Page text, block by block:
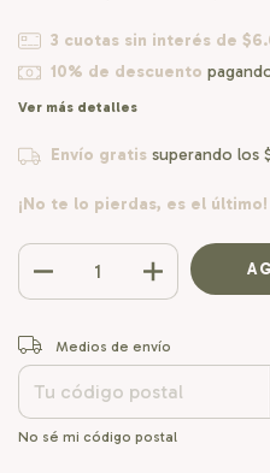
3 cuotas sin interés de
10% de descuento
Ver más detalles
Envío gratis superando los
¡No te lo pierdas, es el último!
Entregas para el CP:
Medios de envío
No sé mi código postal